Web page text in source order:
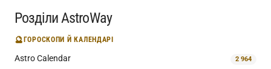
Розділи AstroWay
🔮ГОРОСКОПИ Й КАЛЕНДАРІ
Astro Calendar 2 964